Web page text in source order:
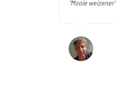
"Mooie weizener"